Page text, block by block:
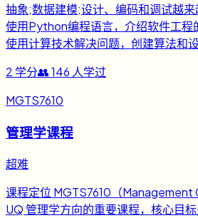
抽象;数据建模;设计、编码和调试越
使用Python编程语言，介绍软件工程
使用计算技术解决问题，创建算法和设
2 学分👥146 人学过
MGTS7610
管理学课程
超难
课程定位 MGTS7610（
UQ 管理学方向的重要课程，核心目